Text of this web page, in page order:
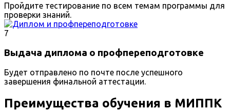
Пройдите тестирование по всем темам программы для
проверки знаний.
7
Выдача диплома о профпереподготовке
Будет отправлено по почте после успешного
завершения финальной аттестации.
Преимущества обучения в МИППК